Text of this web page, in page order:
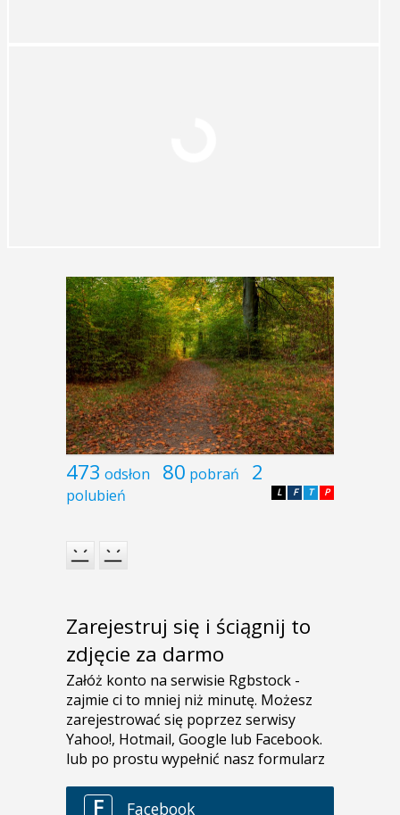
473 odsłon 80 pobrań 2
polubień P
T
F
L
Zarejestruj się i ściągnij to
zdjęcie za darmo